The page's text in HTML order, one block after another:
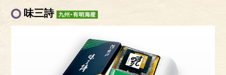
味三詩